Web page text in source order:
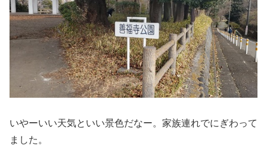
いやーいい天気といい景色だなー。家族連れでにぎわって
ました。